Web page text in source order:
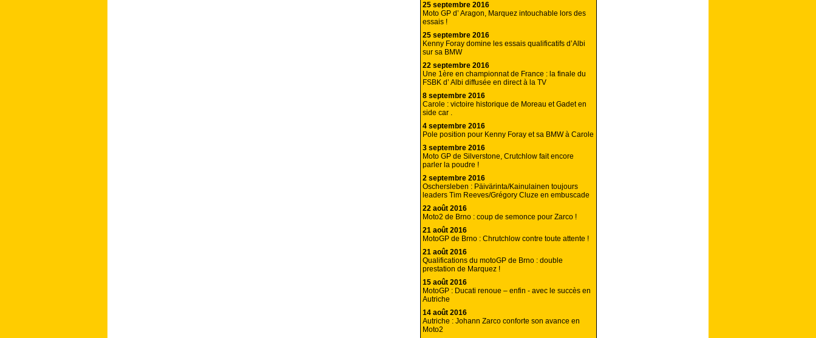
25 septembre 2016
Moto GP d’ Aragon, Marquez intouchable lors des
essais !
25 septembre 2016
Kenny Foray domine les essais qualificatifs d’Albi
sur sa BMW
22 septembre 2016
Une 1ère en championnat de France : la finale du
FSBK d’ Albi diffusée en direct à la TV
8 septembre 2016
Carole : victoire historique de Moreau et Gadet en
side car .
4 septembre 2016
Pole position pour Kenny Foray et sa BMW à Carole
3 septembre 2016
Moto GP de Silverstone, Crutchlow fait encore
parler la poudre !
2 septembre 2016
Oschersleben : Päivärinta/Kainulainen toujours
leaders Tim Reeves/Grégory Cluze en embuscade
22 août 2016
Moto2 de Brno : coup de semonce pour Zarco !
21 août 2016
MotoGP de Brno : Chrutchlow contre toute attente !
21 août 2016
Qualifications du motoGP de Brno : double
prestation de Marquez !
15 août 2016
MotoGP : Ducati renoue – enfin - avec le succès en
Autriche
14 août 2016
Autriche : Johann Zarco conforte son avance en
Moto2